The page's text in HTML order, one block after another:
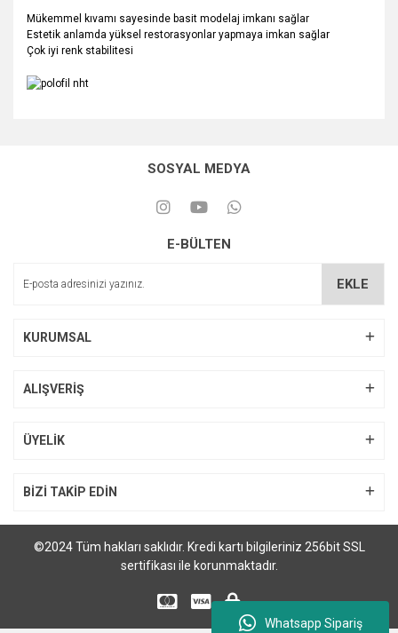
Whatsapp Sipariş
Mükemmel kıvamı sayesinde basit modelaj imkanı sağlar
Estetik anlamda yüksel restorasyonlar yapmaya imkan sağlar
Çok iyi renk stabilitesi
SOSYAL MEDYA
E-BÜLTEN
EKLE
KURUMSAL
ALIŞVERİŞ
ÜYELİK
BİZİ TAKİP EDİN
©2024 Tüm hakları saklıdır. Kredi kartı bilgileriniz 256bit SSL
sertifikası ile korunmaktadır.